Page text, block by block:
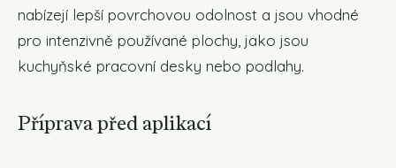
nabízejí lepší povrchovou odolnost a jsou vhodné
pro intenzivně používané plochy, jako jsou
kuchyňské pracovní desky nebo podlahy.
Příprava před aplikací